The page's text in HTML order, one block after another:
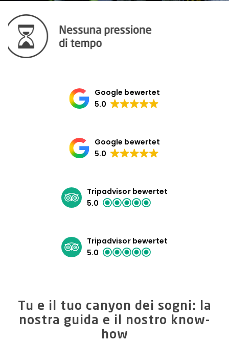
Google bewertet
5.0
Google bewertet
5.0
Tripadvisor bewertet
5.0
Tripadvisor bewertet
5.0
Tu e il tuo canyon dei sogni: la
nostra guida e il nostro know-
how